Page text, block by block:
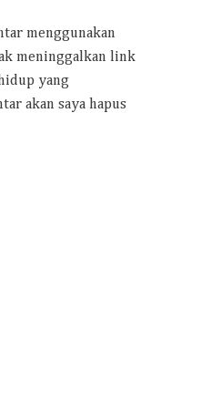
menggunakan
meninggalkan link
yang
akan saya hapus